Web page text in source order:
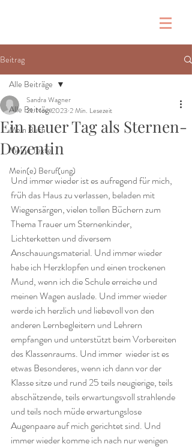
Beitrag
Alle Beiträge
Mein Buch
Meine Texte
Mein(e) Beruf(ung)
Alle Beiträge
Ein neuer Tag als Sternen-
Dozentin
Sandra Wagner
21. Nov. 2023 2 Min. Lesezeit
Und immer wieder ist es aufregend für mich,
früh das Haus zu verlassen, beladen mit
Wiegensärgen, vielen tollen Büchern zum
Thema Trauer um Sternenkinder,
Lichterketten und diversem
Anschauungsmaterial. Und immer wieder
habe ich Herzklopfen und einen trockenen
Mund, wenn ich die Schule erreiche und
meinen Wagen auslade. Und immer wieder
werde ich herzlich und liebevoll von den
anderen Lernbegleitern und Lehrern
empfangen und unterstützt beim Vorbereiten
des Klassenraums. Und immer  wieder ist es
etwas Besonderes, wenn ich dann vor der
Klasse sitze und rund 25 teils neugierige, teils
abschätzende, teils erwartungsvoll strahlende
und teils noch müde erwartungslose
Augenpaare auf mich gerichtet sind. Und
immer wieder komme ich nach nur wenigen